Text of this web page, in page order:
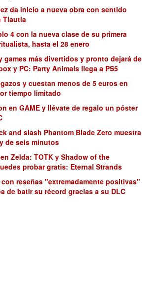
da inicio a nueva obra con sentido
Tlautla
4 con la nueva clase de su primera
hasta el 28 enero
games más divertidos y pronto dejará de
y PC: Party Animals llega a PS5
y cuestan menos de 5 euros en
tiempo limitado
en GAME y llévate de regalo un póster
and slash Phantom Blade Zero muestra
de seis minutos
Zelda: TOTK y Shadow of the
probar gratis: Eternal Strands
reseñas "extremadamente positivas"
de batir su récord gracias a su DLC